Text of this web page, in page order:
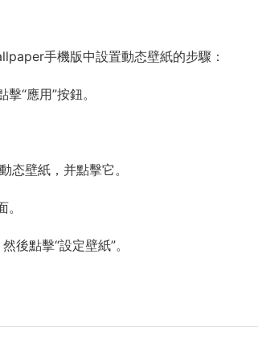
手機版中設置動态壁紙的步驟：
“應用”按鈕。
态壁紙，并點擊它。
後點擊“設定壁紙”。